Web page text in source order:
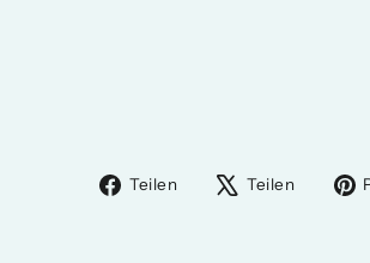
Teilen
Auf
Teilen
Auf